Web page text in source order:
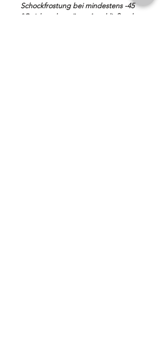
Schockfrostung bei mindestens -45
°C sicher abgetötet. Anschließend